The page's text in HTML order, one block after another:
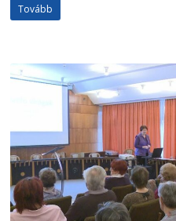
Tovább